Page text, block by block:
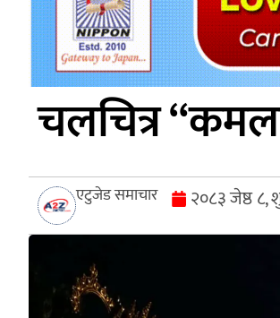
चलचित्र
एटुजेड समाचार २०८३ जेष्ठ ८,